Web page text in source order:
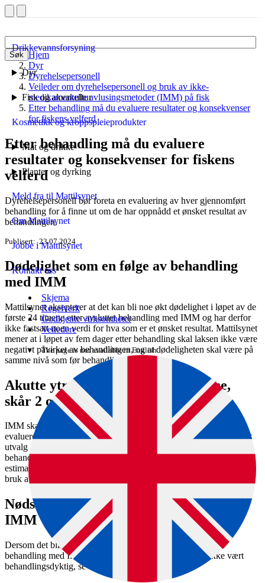
Søk
Drikkevannsforsyning
Dyr
Fisk og akvakultur
Kosmetikk og kroppspleieprodukter
Mat og drikke
Planter og dyrking
Meld fra til Mattilsynet
Om Mattilsynet
Jobbe i Mattilsynet
Kontakt oss
Skjema
Regelverk
Godkjente virksomheter
Veiledere
The page is not available in English.
Hjem
Dyr
Dyrehelsepersonell
Veileder om dyrehelsepersonell og bruk av ikke-
medikamentelle avlusingsmetoder (IMM) på fisk
Etter behandling må du evaluere resultater og konsekvenser
for fiskens velferd
Etter behandling må du evaluere
resultater og konsekvenser for fiskens
velferd
Dyrehelsepersonell bør foreta en evaluering av hver gjennomført
behandling for å finne ut om de har oppnådd et ønsket resultat av
behandlingen.
Publisert 23.07.2024
Dødelighet som en følge av behandling
med IMM
Mattilsynet aksepterer at det kan bli noe økt dødelighet i løpet av de
første 24 timene etter avsluttet behandling med IMM og har derfor
ikke fastsatt noen verdi for hva som er et ønsket resultat. Mattilsynet
mener at i løpet av fem dager etter behandling skal laksen ikke være
negativt påvirket av behandlingen, og at dødeligheten skal være på
samme nivå som før behandlingen startet.
Akutte ytre skader på kropp og øyne,
skår 2 og 3
IMM skal ikke påføre fisken skader på kropp og øyne. For å
evaluere resultatet etter behandling med IMM, bør et representativt
utvalg av all fisk som dør i løpet av de første 24 timene etter
behandling, bli undersøkt for slike skader. For å få et best mulig
estimat av omfanget av skader, bør fisken i tillegg observeres ved
bruk av kamera i merd etter behandling.
Nødslakt som følge av behandling med
IMM
Dersom det blir nødvendig å nødslakte fisk under eller etter
behandling med IMM, har fiskegruppen sannsynligvis ikke vært
behandlingsdyktig, se eksempel 4 i kapittel 3.1.1.